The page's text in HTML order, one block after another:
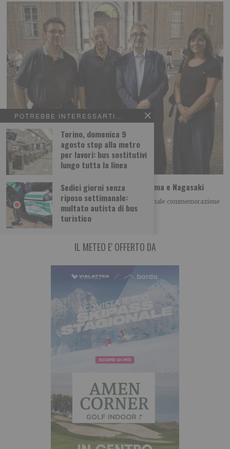
POTREBBE INTERESSARTI...
Torino, domenica 9
agosto stop alla metro
per lavori: bus sostitutivi
lungo tutta la linea
Sedici giorni senza
riposo settimanale:
multato autista di bus
turistico
A Torino il ricordo della tragedia di Hiroshima e Nagasaki
Giovedì 6 agosto alle h 21.00 si è tenuta la tradizionale commemorazione
della tragedia di Hiroshima
IL METEO E' OFFERTO DA